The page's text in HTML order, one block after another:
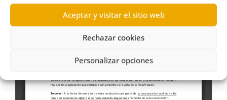
Aceptar y visitar el sitio web
Rechazar cookies
Personalizar opciones